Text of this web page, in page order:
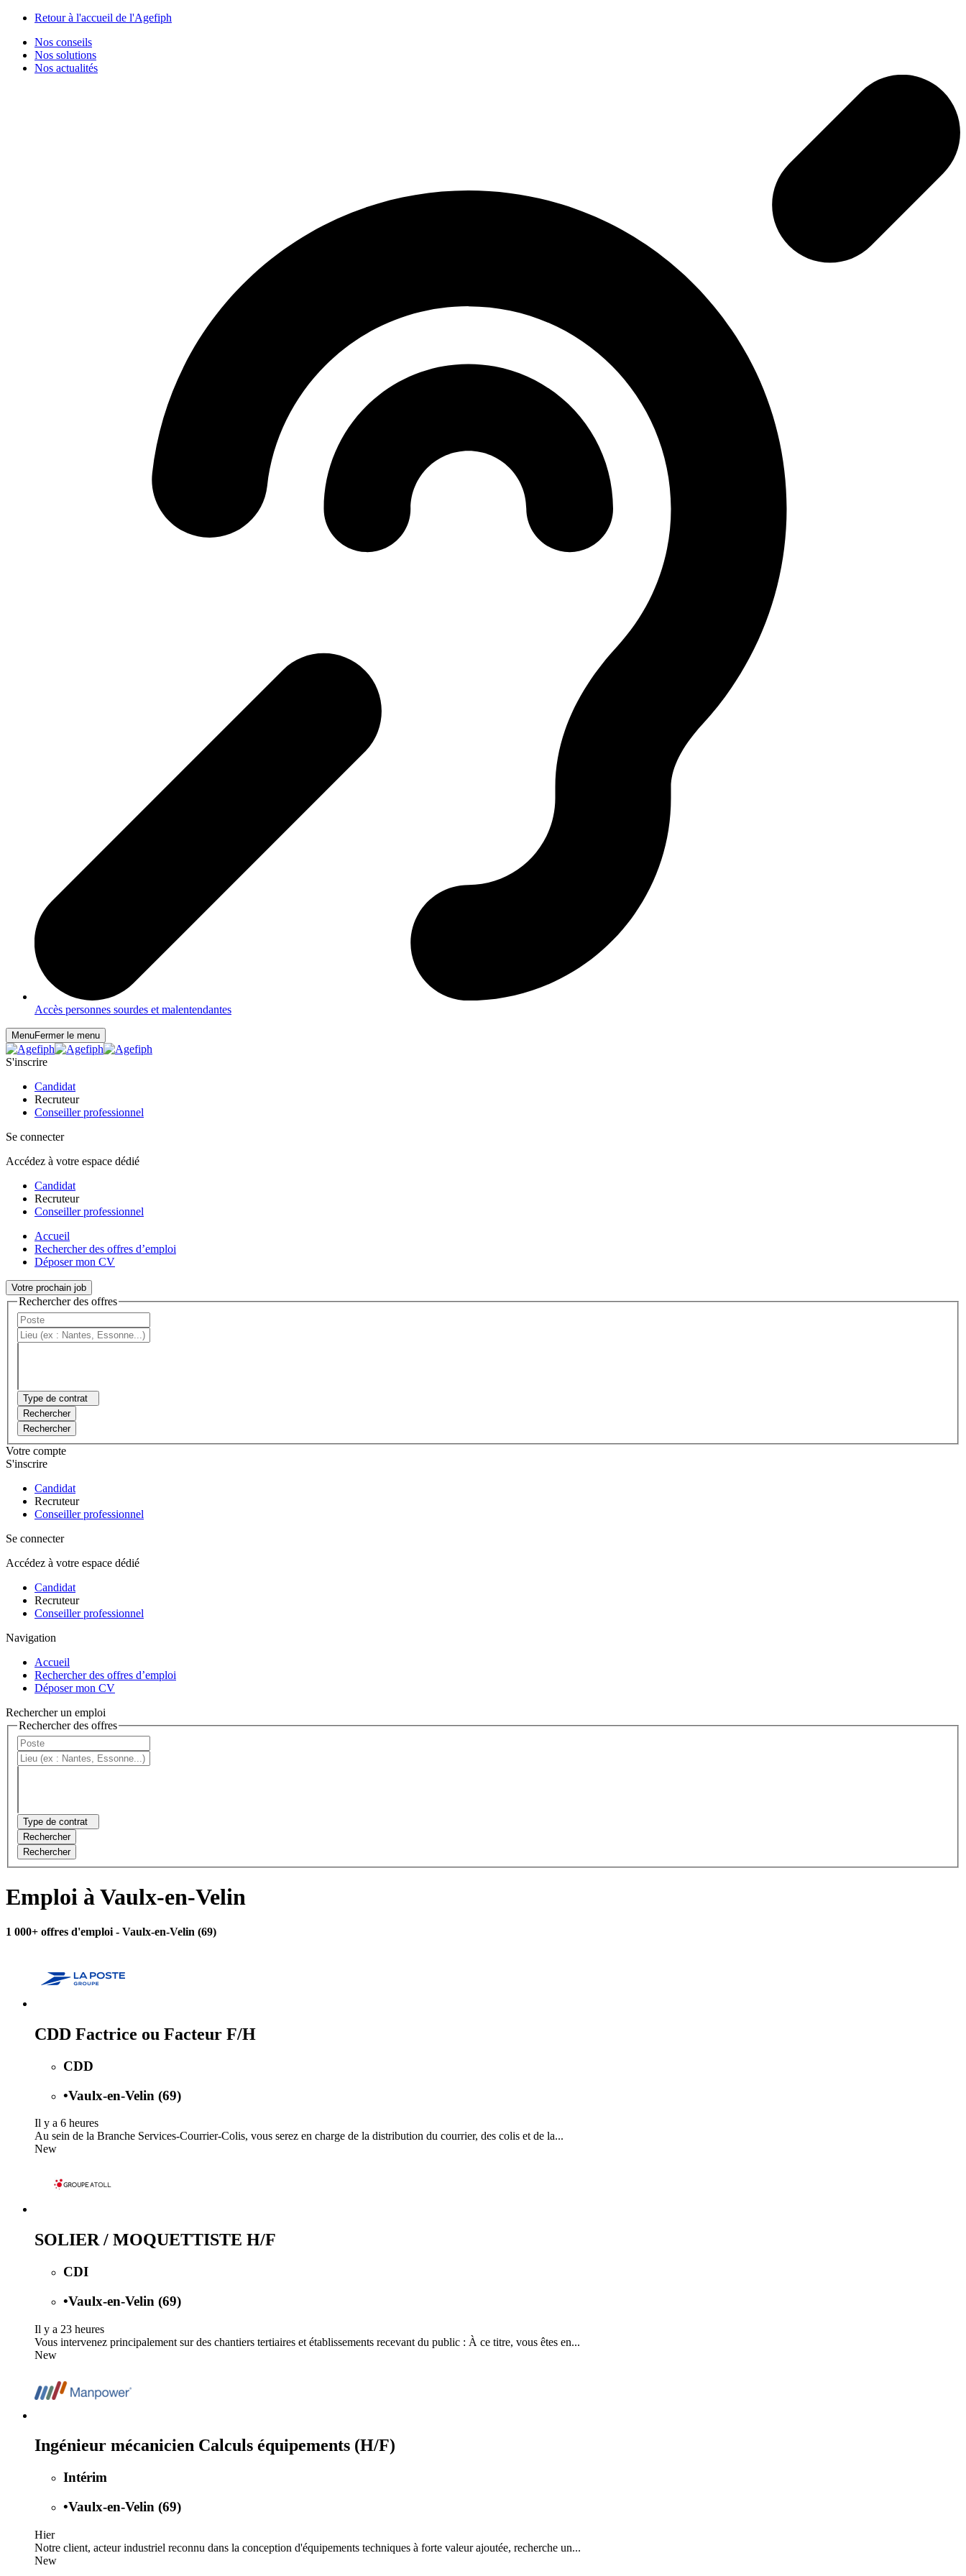
Retour à l'accueil de l'Agefiph
Nos conseils
Nos solutions
Nos actualités
Accès personnes sourdes et malentendantes
MenuFermer le menu
S'inscrire
Candidat
Recruteur
Conseiller professionnel
Se connecter
Accédez à votre espace dédié
Candidat
Recruteur
Conseiller professionnel
Accueil
Rechercher des offres d’emploi
Déposer mon CV
Votre prochain job
Rechercher des offres
Type de contrat
Rechercher
Rechercher
Votre compte
S'inscrire
Candidat
Recruteur
Conseiller professionnel
Se connecter
Accédez à votre espace dédié
Candidat
Recruteur
Conseiller professionnel
Navigation
Accueil
Rechercher des offres d’emploi
Déposer mon CV
Rechercher un emploi
Rechercher des offres
Type de contrat
Rechercher
Rechercher
Emploi à Vaulx-en-Velin
1 000+ offres d'emploi - Vaulx-en-Velin (69)
CDD Factrice ou Facteur F/H
CDD
•Vaulx-en-Velin (69)
Il y a 6 heures
Au sein de la Branche Services-Courrier-Colis, vous serez en charge de la distribution du courrier, des colis et de la...
New
SOLIER / MOQUETTISTE H/F
CDI
•Vaulx-en-Velin (69)
Il y a 23 heures
Vous intervenez principalement sur des chantiers tertiaires et établissements recevant du public : À ce titre, vous êtes en...
New
Ingénieur mécanicien Calculs équipements (H/F)
Intérim
•Vaulx-en-Velin (69)
Hier
Notre client, acteur industriel reconnu dans la conception d'équipements techniques à forte valeur ajoutée, recherche un...
New